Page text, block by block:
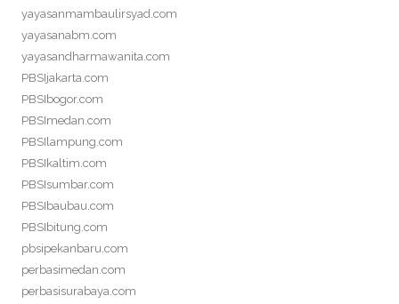
yayasanmambaulirsyad.com
yayasanabm.com
yayasandharmawanita.com
PBSIjakarta.com
PBSIbogor.com
PBSImedan.com
PBSIlampung.com
PBSIkaltim.com
PBSIsumbar.com
PBSIbaubau.com
PBSIbitung.com
pbsipekanbaru.com
perbasimedan.com
perbasisurabaya.com